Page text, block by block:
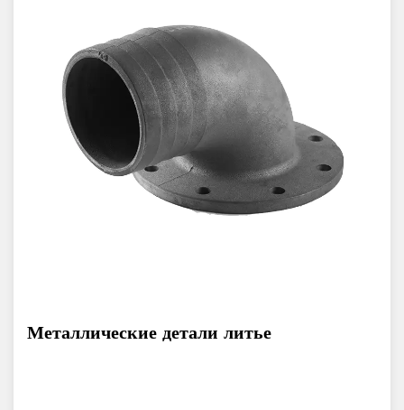
Металлические детали литье